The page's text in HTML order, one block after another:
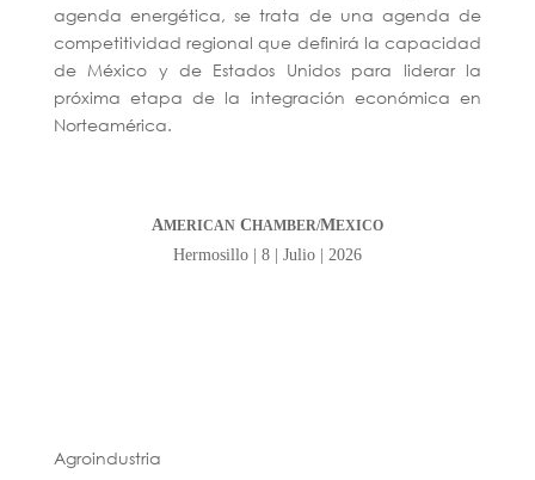
agenda energética, se trata de una agenda de
competitividad regional que definirá la capacidad
de México y de Estados Unidos para liderar la
próxima etapa de la integración económica en
Norteamérica.
AMERICANCHAMBER/MEXICO
Hermosillo | 8 | Julio | 2026
Agroindustria